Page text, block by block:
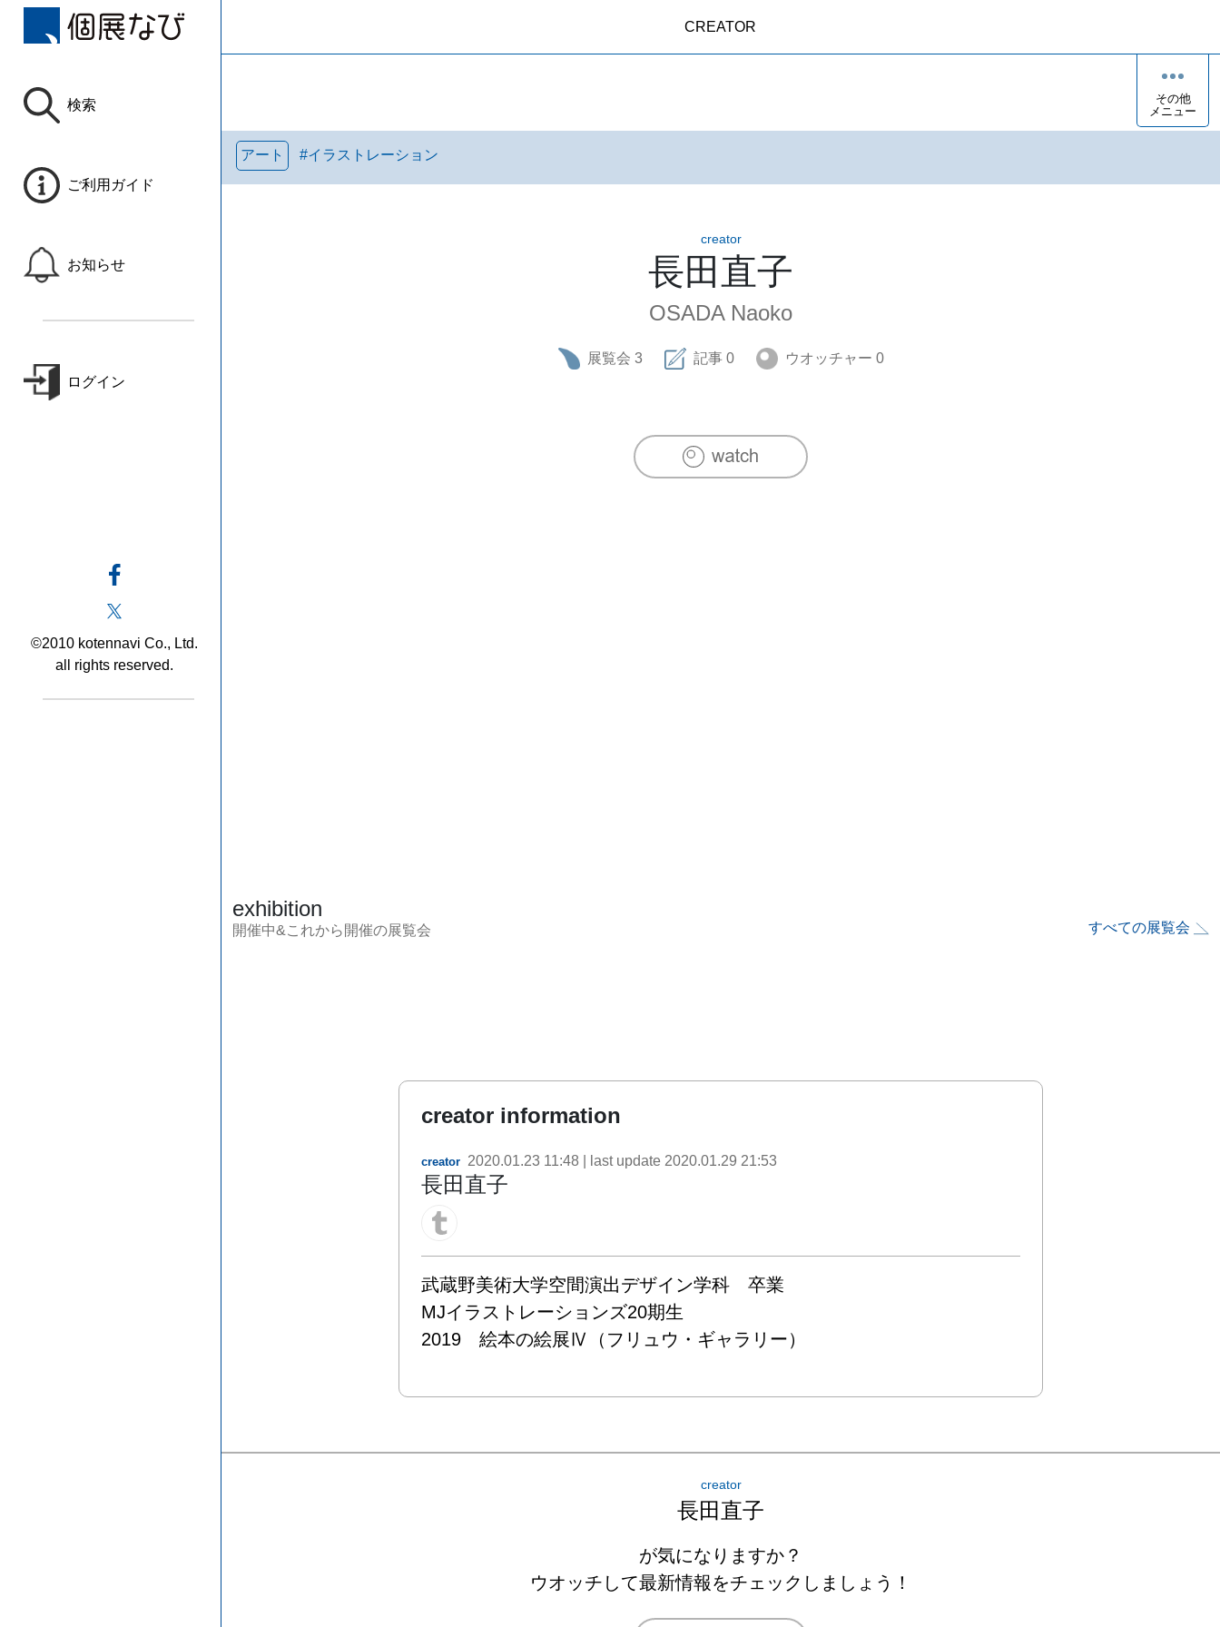
検索
ご利用ガイド
お知らせ
ログイン
©2010 kotennavi Co., Ltd.
all rights reserved.
CREATOR
その他
メニュー
アート #イラストレーション
creator
長田直子
OSADA Naoko
展覧会 3 記事 0 ウオッチャー 0
exhibition
開催中&これから開催の展覧会 すべての展覧会
creator information
creator 2020.01.23 11:48 | last update 2020.01.29 21:53
長田直子
武蔵野美術大学空間演出デザイン学科　卒業
MJイラストレーションズ20期生
2019　絵本の絵展Ⅳ（フリュウ・ギャラリー）
creator
長田直子
が気になりますか？
ウオッチして最新情報をチェックしましょう！